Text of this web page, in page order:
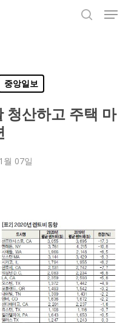
Menu
중앙일보
청산하고 주택 마
월 07일